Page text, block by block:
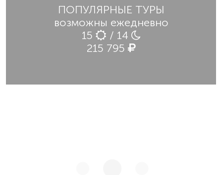
ПОПУЛЯРНЫЕ ТУРЫ
возможны ежедневно
15
/ 14
215 795